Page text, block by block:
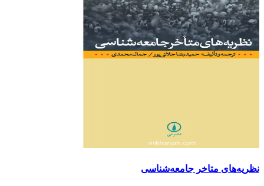
نظریه‌های متاخر جامعه‌شناسی